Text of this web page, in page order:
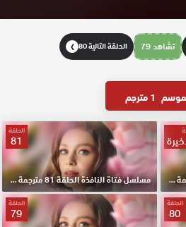
تشاهد 79 الحلقة التالية 80 ❯
1 مترجم
مسلسل فتاة النافذة الحلقة 82 مترجمة HD والاخيرة
الحلقة
81
مسلسل فتاة النافذة الحلقة 81 مترجمة HD
الحلقة
80
الحلقة
79